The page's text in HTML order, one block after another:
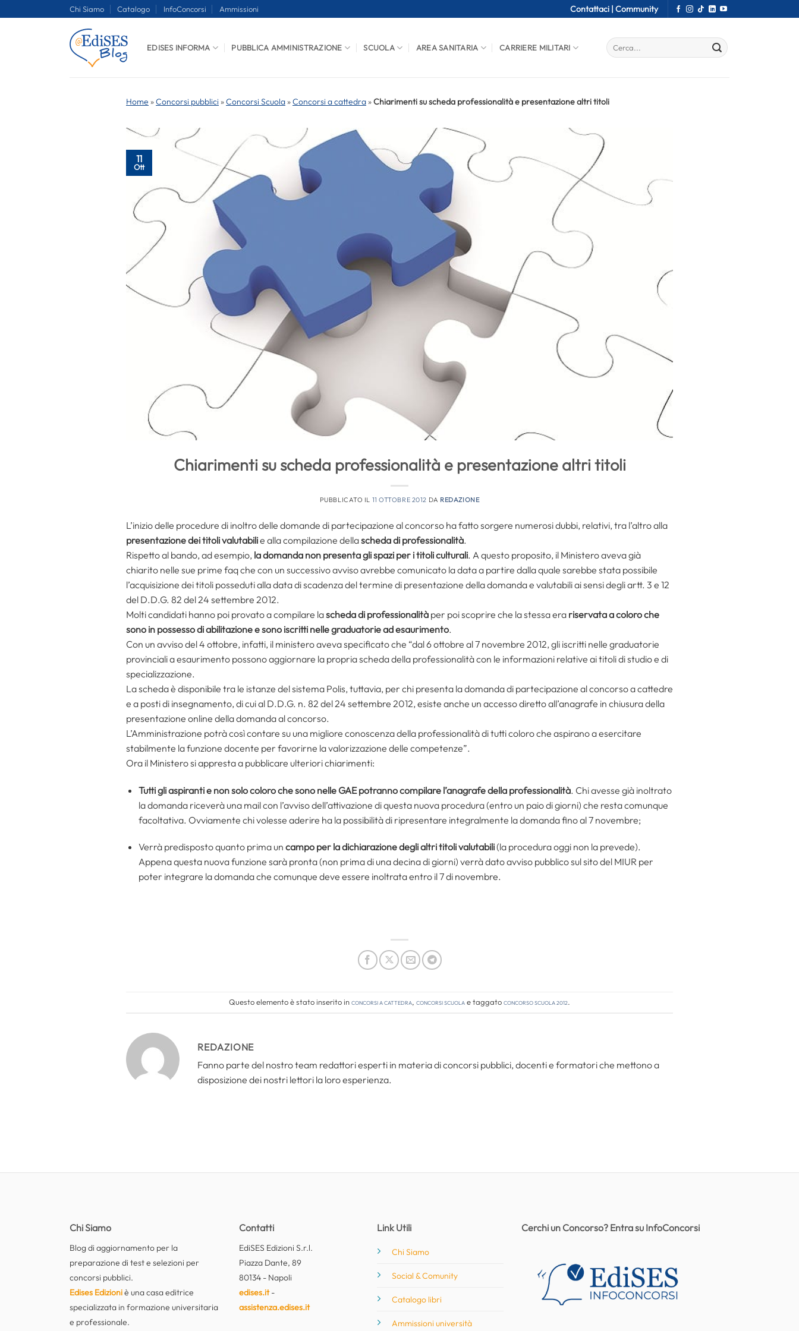
Chi Siamo Catalogo InfoConcorsi Ammissioni Contattaci | Community
EDISES INFORMA PUBBLICA AMMINISTRAZIONE SCUOLA AREA SANITARIA CARRIERE MILITARI
Home »Concorsi pubblici »Concorsi Scuola »Concorsi a cattedra »Chiarimenti su scheda professionalità e presentazione altri titoli
11
Ott
Chiarimenti su scheda professionalità e presentazione altri titoli
PUBBLICATO IL 11 OTTOBRE 2012 DA REDAZIONE
L’inizio delle procedure di inoltro delle domande di partecipazione al concorso ha fatto sorgere numerosi dubbi, relativi, tra l’altro alla
presentazione dei titoli valutabilie alla compilazione dellascheda di professionalità.
Rispetto al bando, ad esempio, la domanda non presenta gli spazi per i titoli culturali. A questo proposito, il Ministero aveva già
chiarito nelle sue prime faq che con un successivo avviso avrebbe comunicato la data a partire dalla quale sarebbe stata possibile
l’acquisizione dei titoli posseduti alla data di scadenza del termine di presentazione della domanda e valutabili ai sensi degli artt. 3 e 12
del D.D.G. 82 del 24 settembre 2012.
Molti candidati hanno poi provato a compilare lascheda di professionalità per poi scoprire che la stessa era riservata a coloro che
sono in possesso di abilitazione e sono iscritti nelle graduatorie ad esaurimento.
Con un avviso del 4 ottobre, infatti, il ministero aveva specificato che “dal 6 ottobre al 7 novembre 2012, gli iscritti nelle graduatorie
provinciali a esaurimento possono aggiornare la propria scheda della professionalità con le informazioni relative ai titoli di studio e di
specializzazione.
La scheda è disponibile tra le istanze del sistema Polis, tuttavia, per chi presenta la domanda di partecipazione al concorso a cattedre
e a posti di insegnamento, di cui al D.D.G. n. 82 del 24 settembre 2012, esiste anche un accesso diretto all’anagrafe in chiusura della
presentazione online della domanda al concorso.
L’Amministrazione potrà così contare su una migliore conoscenza della professionalità di tutti coloro che aspirano a esercitare
stabilmente la funzione docente per favorirne la valorizzazione delle competenze”.
Ora il Ministero si appresta a pubblicare ulteriori chiarimenti:
Tutti gli aspiranti e non solo coloro che sono nelle GAE potranno compilare l’anagrafe della professionalità. Chi avesse già inoltrato
la domanda riceverà una mail con l’avviso dell’attivazione di questa nuova procedura (entro un paio di giorni) che resta comunque
facoltativa. Ovviamente chi volesse aderire ha la possibilità di ripresentare integralmente la domanda fino al 7 novembre;
Verrà predisposto quanto prima un campo per la dichiarazione degli altri titoli valutabili(la procedura oggi non la prevede).
Appena questa nuova funzione sarà pronta (non prima di una decina di giorni) verrà dato avviso pubblico sul sito del MIUR per
poter integrare la domanda che comunque deve essere inoltrata entro il 7 di novembre.
Questo elemento è stato inserito inConcorsi a cattedra, Concorsi Scuolae taggatoconcorso scuola 2012.
REDAZIONE
Fanno parte del nostro team redattori esperti in materia di concorsi pubblici, docenti e formatori che mettono a
disposizione dei nostri lettori la loro esperienza.
Chi Siamo
Blog di aggiornamento per la
preparazione di test e selezioni per
concorsi pubblici.
Edises Edizioniè una casa editrice
specializzata in formazione universitaria
e professionale.
Contatti
EdiSES Edizioni S.r.l.
Piazza Dante, 89
80134 - Napoli
edises.it-
assistenza.edises.it
Link Utili
Chi Siamo
Social & Comunity
Catalogo libri
Ammissioni università
Cerchi un Concorso? Entra su InfoConcorsi